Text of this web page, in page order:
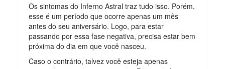
Os sintomas do Inferno Astral traz tudo isso. Porém,
esse é um período que ocorre apenas um mês
antes do seu aniversário. Logo, para estar
passando por essa fase negativa, precisa estar bem
próxima do dia em que você nasceu.
Caso o contrário, talvez você esteja apenas